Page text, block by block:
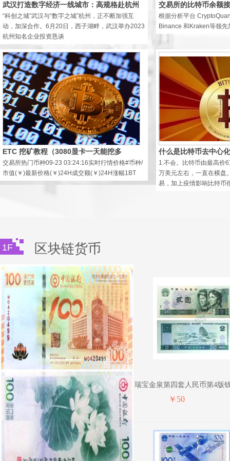
武汉打造数字经济一线城市：高规格赴杭州
招
“科创之城”武汉与“数字之城”杭州，正不断加强互
动，加深合作。6月20日，西子湖畔，武汉举办2023
杭州知名企业投资恳谈
交易所的比特币余额
根据分析平台
Binance 和Kraken等领
ETC 挖矿教程（3080显卡一天能挖多
交易所热门币种09-23 03:24:16实时行情价格#币种/
市值(￥)最新价格(￥)24H成交额(￥)24H涨幅1BT
什么是比特币去中心
1.不会。比特币由最高价
万美元左右，一直在横盘
易，加上疫情影响比特币
￥398
【按图发货】清朝古钱币大
元真品收
￥50
瑞宝金泉第四套人民币第4版
四版老
1F 区块链货币